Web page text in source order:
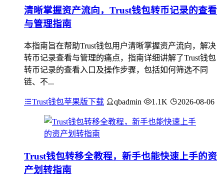
清晰掌握资产流向，Trust钱包转币记录的查看
与管理指南
本指南旨在帮助Trust钱包用户清晰掌握资产流向，解决
转币记录查看与管理的痛点，指南详细讲解了Trust钱包
转币记录的查看入口及操作步骤，包括如何筛选不同
链、不...
Trust钱包苹果版下载 qbadmin 1.1K 2026-08-06
Trust钱包转移全教程，新手也能快速上手的资
产划转指南